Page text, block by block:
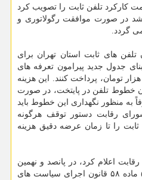
کارکرد تلفن ثابت را تصویب کرد
شد در صورت موافقت رگولاتوری و
گردد.
های ثابت استان تهران برای
جدول جدید پیرامون تعرفه های
جدید تلفن ثابت، باید ماهانه ۲۰ هزار تومان، پرداخت کنند. این هزینه
خطوط تلفن در پایتخت، در صورت
به منظور نگهداری این خطوط باید
رقابت دستور توقف هرگونه
ثابت را تا زمان عرضه دقیق هزینه
اعلام کرد، در پانصد و نهمین
جلسه این شورا به استناد بند ۵ ماده ۵۸ قانون اجرای سیاست های